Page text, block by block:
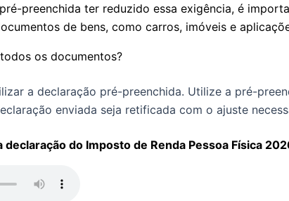
preenchida ter reduzido essa exigência, é
de bens, como carros, imóveis e
os documentos?
a declaração pré-preenchida. Utilize a pré-
enviada seja retificada com o ajuste
do Imposto de Renda Pessoa Física